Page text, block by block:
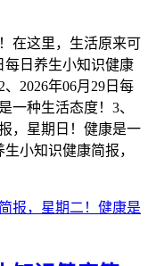
在这里，生活原来可
每日养生小知识健康
2026年06月29日每
一种生活态度！3、
，星期日！健康是一
小知识健康简报，